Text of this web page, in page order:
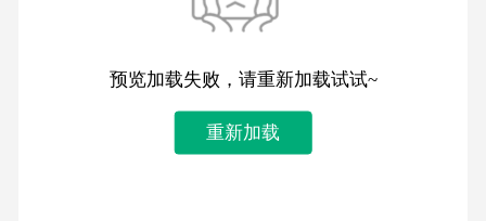
预览加载失败，请重新加载试试~
重新加载